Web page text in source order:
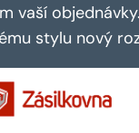
vaší
stylu nový